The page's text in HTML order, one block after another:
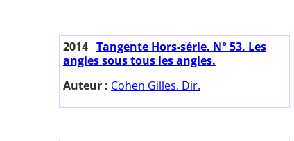
2014 Tangente Hors-série. N° 53. Les
angles sous tous les angles.
Auteur : Cohen Gilles. Dir.